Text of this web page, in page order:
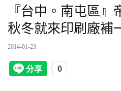
『台中。南屯區』
秋冬就來印刷廠補
2014-01-23